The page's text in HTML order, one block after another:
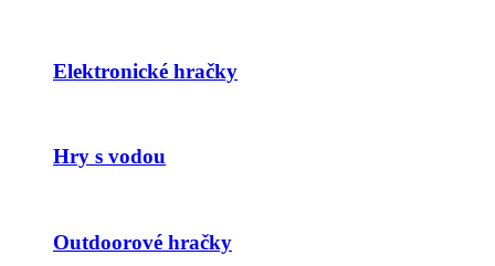
Elektronické hračky
Hry s vodou
Outdoorové hračky